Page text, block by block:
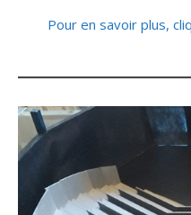
Pour en savoir plus,